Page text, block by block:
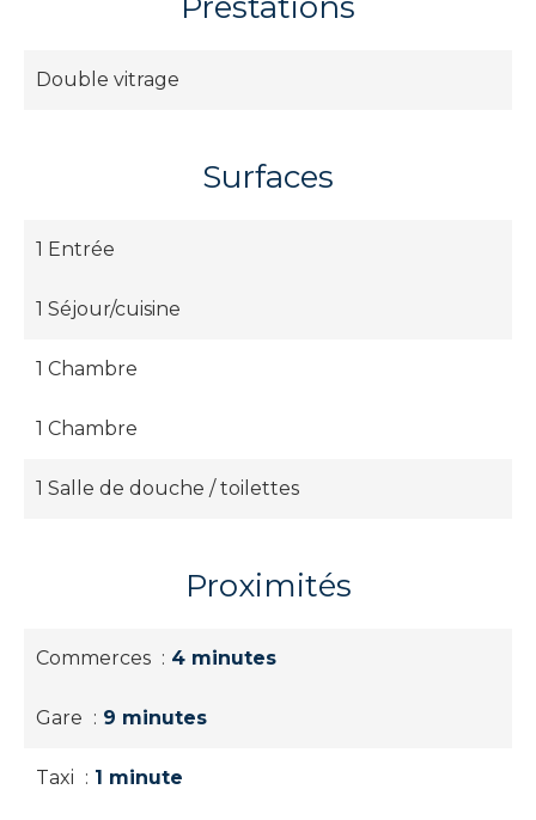
Double vitrage
Surfaces
1 Entrée
1 Séjour/cuisine
1 Chambre
1 Chambre
1 Salle de douche / toilettes
Proximités
Commerces 4 minutes
Gare 9 minutes
Taxi 1 minute